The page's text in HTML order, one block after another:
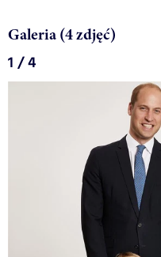
Galeria (4 zdjęć)
1 / 4